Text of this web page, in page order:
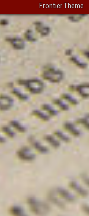
Frontier Theme